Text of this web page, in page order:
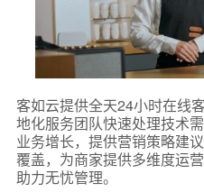
客如云提供全天24小时在线
地化服务团队快速处理技术
业务增长，提供营销策略建
覆盖，为商家提供多维度运
助力无忧管理。
*联系方式
+86